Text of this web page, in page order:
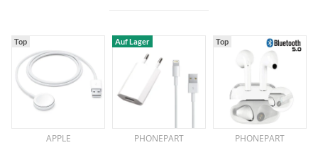
Top
APPLE
Auf Lager
PHONEPART
Top
PHONEPART